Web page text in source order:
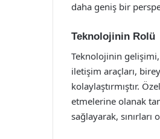
daha geniş bir
Teknolojinin Rolü
Teknolojinin
iletişim araçları,
kolaylaştırmıştır.
etmelerine olanak
sağlayarak,